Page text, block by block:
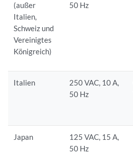
(außer
Italien,
Schweiz und
Vereinigtes
Königreich)
50 Hz
Italien
250 VAC, 10 A,
50 Hz
Japan
125 VAC, 15 A,
50 Hz